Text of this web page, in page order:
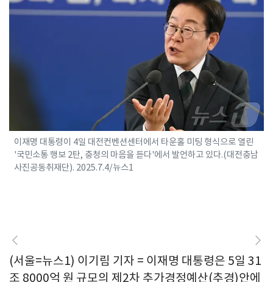
이재명 대통령이 4일 대전컨벤션센터에서 타운홀 미팅 형식으로 열린
'국민소통 행보 2탄, 충청의 마음을 듣다'에서 발언하고 있다.(대전충남
사진공동취재단). 2025.7.4/뉴스1
(서울=뉴스1) 이기림 기자 = 이재명 대통령은 5일 31
조 8000억 원 규모의 제2차 추가경정예산(추경)안에